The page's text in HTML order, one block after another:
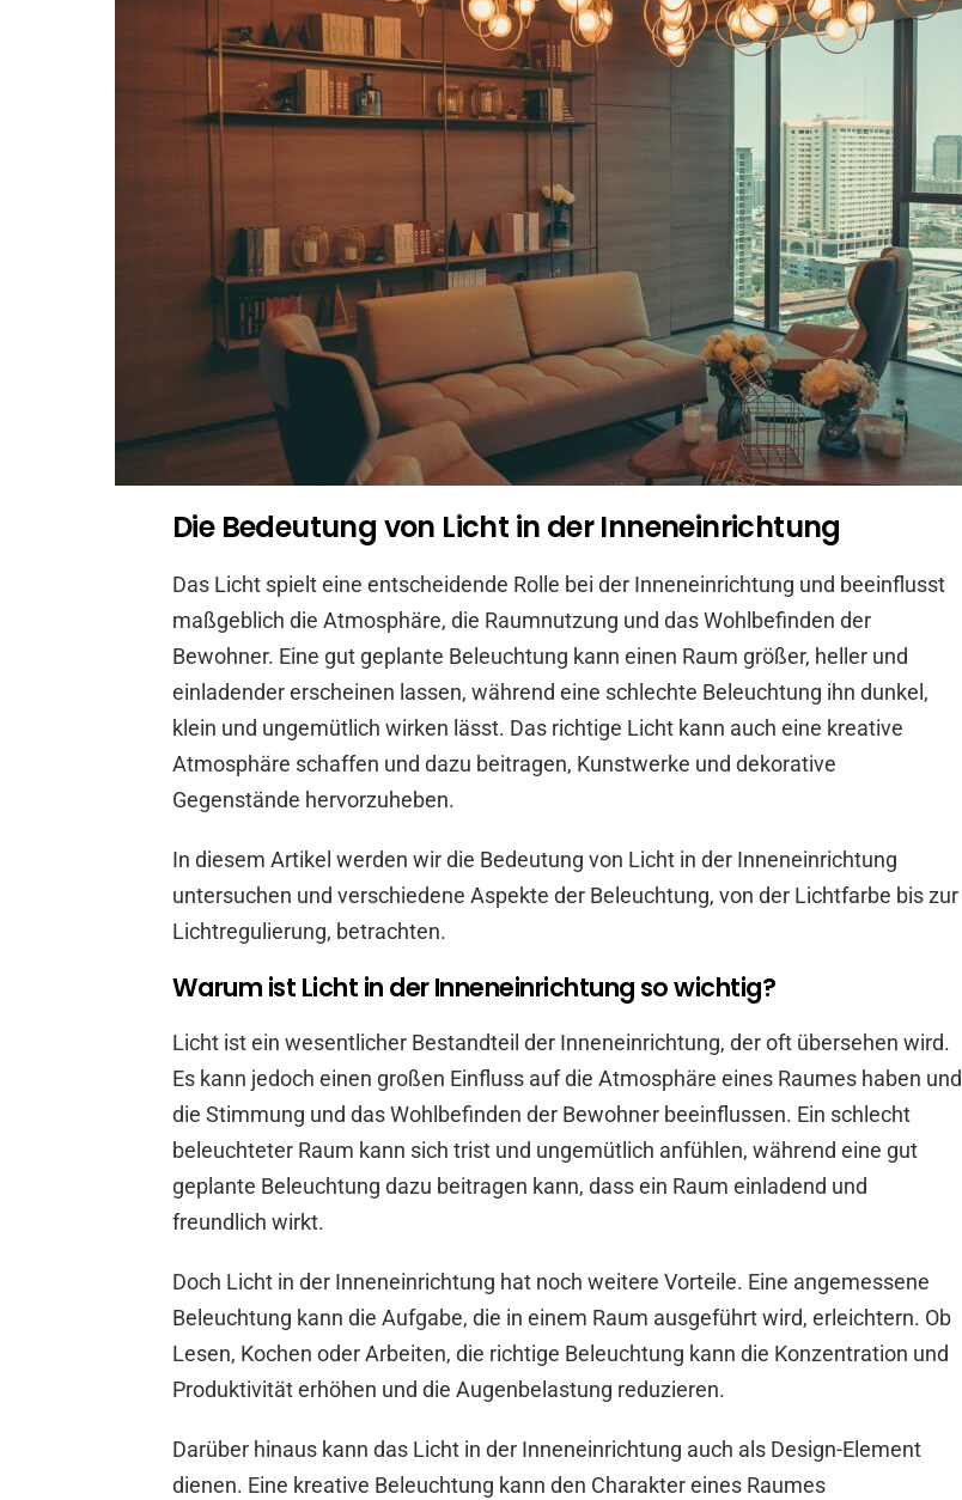
Die Bedeutung von Licht in der Inneneinrichtung
Das Licht spielt eine entscheidende Rolle bei der Inneneinrichtung und beeinflusst
maßgeblich die Atmosphäre, die Raumnutzung und das Wohlbefinden der
Bewohner. Eine gut geplante Beleuchtung kann einen Raum größer, heller und
einladender erscheinen lassen, während eine schlechte Beleuchtung ihn dunkel,
klein und ungemütlich wirken lässt. Das richtige Licht kann auch eine kreative
Atmosphäre schaffen und dazu beitragen, Kunstwerke und dekorative
Gegenstände hervorzuheben.
In diesem Artikel werden wir die Bedeutung von Licht in der Inneneinrichtung
untersuchen und verschiedene Aspekte der Beleuchtung, von der Lichtfarbe bis zur
Lichtregulierung, betrachten.
Warum ist Licht in der Inneneinrichtung so wichtig?
Licht ist ein wesentlicher Bestandteil der Inneneinrichtung, der oft übersehen wird.
Es kann jedoch einen großen Einfluss auf die Atmosphäre eines Raumes haben und
die Stimmung und das Wohlbefinden der Bewohner beeinflussen. Ein schlecht
beleuchteter Raum kann sich trist und ungemütlich anfühlen, während eine gut
geplante Beleuchtung dazu beitragen kann, dass ein Raum einladend und
freundlich wirkt.
Doch Licht in der Inneneinrichtung hat noch weitere Vorteile. Eine angemessene
Beleuchtung kann die Aufgabe, die in einem Raum ausgeführt wird, erleichtern. Ob
Lesen, Kochen oder Arbeiten, die richtige Beleuchtung kann die Konzentration und
Produktivität erhöhen und die Augenbelastung reduzieren.
Darüber hinaus kann das Licht in der Inneneinrichtung auch als Design-Element
dienen. Eine kreative Beleuchtung kann den Charakter eines Raumes